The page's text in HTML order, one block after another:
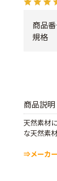
商品説明
天然素材
な天然素
⇒メーカ
商品
規格